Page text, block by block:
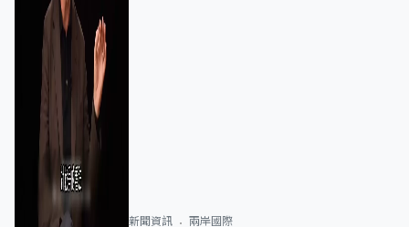
新聞資訊 兩岸國際